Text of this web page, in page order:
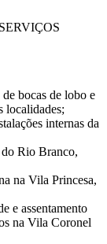
bocas de lobo e
localidades;
internas da
do Rio Branco,
na Vila Princesa,
e assentamento
na Vila Coronel